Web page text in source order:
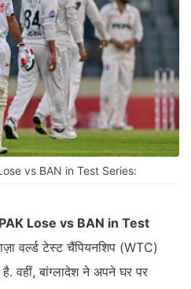
vs BAN in Test Series:
Lose vs BAN in Test
वर्ल्ड टेस्ट चैंपियनशिप (WTC)
वहीं, बांग्लादेश ने अपने घर पर